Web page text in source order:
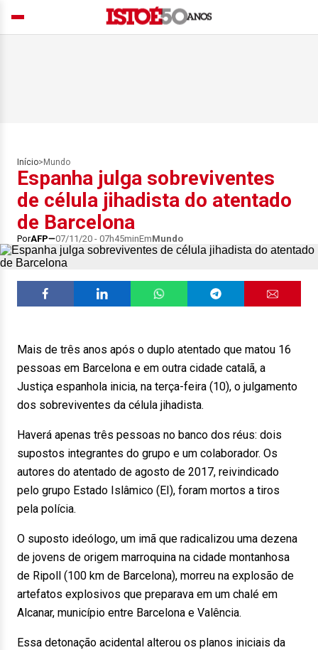
Início> Mundo
Espanha julga sobreviventes
de célula jihadista do atentado
de Barcelona
PorAFP 07/11/20 - 07h45minEmMundo
Mais de três anos após o duplo atentado que matou 16
pessoas em Barcelona e em outra cidade catalã, a
Justiça espanhola inicia, na terça-feira (10), o julgamento
dos sobreviventes da célula jihadista.
Haverá apenas três pessoas no banco dos réus: dois
supostos integrantes do grupo e um colaborador. Os
autores do atentado de agosto de 2017, reivindicado
pelo grupo Estado Islâmico (EI), foram mortos a tiros
pela polícia.
O suposto ideólogo, um imã que radicalizou uma dezena
de jovens de origem marroquina na cidade montanhosa
de Ripoll (100 km de Barcelona), morreu na explosão de
artefatos explosivos que preparava em um chalé em
Alcanar, município entre Barcelona e Valência.
Essa detonação acidental alterou os planos iniciais da